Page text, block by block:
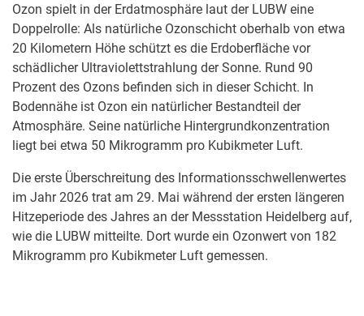
Ozon spielt in der Erdatmosphäre laut der LUBW eine
Doppelrolle: Als natürliche Ozonschicht oberhalb von etwa
20 Kilometern Höhe schützt es die Erdoberfläche vor
schädlicher Ultraviolettstrahlung der Sonne. Rund 90
Prozent des Ozons befinden sich in dieser Schicht. In
Bodennähe ist Ozon ein natürlicher Bestandteil der
Atmosphäre. Seine natürliche Hintergrundkonzentration
liegt bei etwa 50 Mikrogramm pro Kubikmeter Luft.
Die erste Überschreitung des Informationsschwellenwertes
im Jahr 2026 trat am 29. Mai während der ersten längeren
Hitzeperiode des Jahres an der Messstation Heidelberg auf,
wie die LUBW mitteilte. Dort wurde ein Ozonwert von 182
Mikrogramm pro Kubikmeter Luft gemessen.